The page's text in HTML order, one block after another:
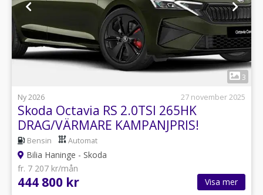
1
3
Ny 2026
27 november 2025
Skoda Octavia RS 2.0TSI 265HK
DRAG/VÄRMARE KAMPANJPRIS!
Bensin Automat
Bilia Haninge - Skoda
fr. 7 207 kr/mån
444 800 kr Visa mer